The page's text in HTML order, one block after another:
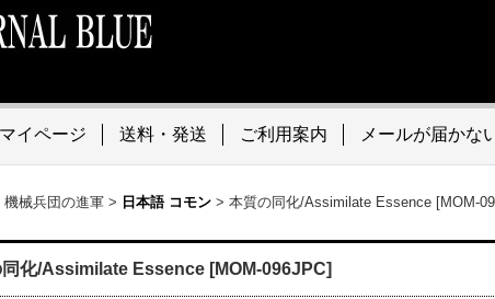
マイページ 送料・発送 ご利用案内 メールが届かな
機械兵団の進軍 > 日本語 コモン > 本質の同化/Assimilate Essence [MOM-
化/Assimilate Essence [MOM-096JPC]